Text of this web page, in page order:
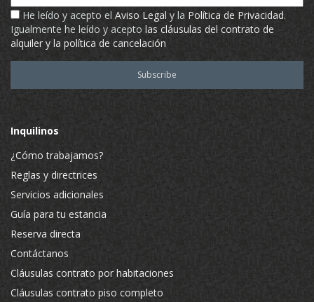
He leído y acepto el Aviso Legal y la Política de Privacidad.
Igualmente he leído y acepto las cláusulas del contrato de
alquiler y la política de cancelación
Inquilinos
¿Cómo trabajamos?
Reglas y directrices
Servicios adicionales
Guía para tu estancia
Reserva directa
Contáctanos
Cláusulas contrato por habitaciones
Cláusulas contrato piso completo